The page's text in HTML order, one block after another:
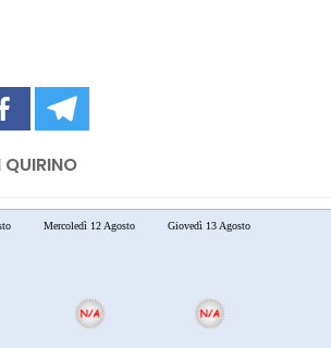
QUIRINO
Mercoledì 12 Agosto Giovedì 13 Agosto